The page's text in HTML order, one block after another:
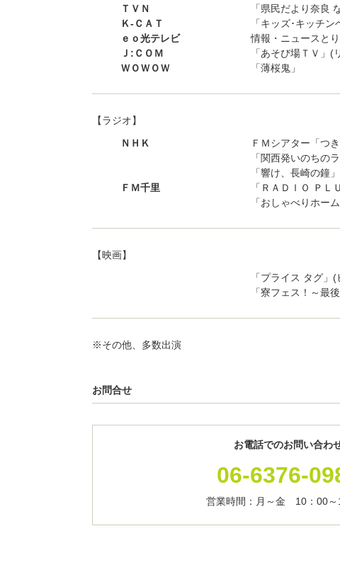
ＴＶＮ
「県民だより奈良
Ｋ-ＣＡＴ
「キッズ･キッチ
ｅｏ光テレビ
情報・ニュースと
Ｊ:ＣＯＭ
「あそび場ＴＶ」(
ＷＯＷＯＷ
「薄桜鬼」
【ラジオ】
ＮＨＫ
ＦＭシアター「つ
「関西発いのちの
「響け、長崎の鐘」
ＦＭ千里
「ＲＡＤＩＯ ＰＬ
「おしゃべりホー
【映画】
「プライス タグ」
「寮フェス！～最
※その他、多数出演
お問合せ
お電話でのお問い合わ
06-6376-
営業時間：月～金 10：00～